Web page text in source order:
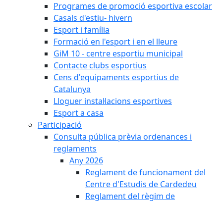
Programes de promoció esportiva escolar
Casals d'estiu- hivern
Esport i família
Formació en l'esport i en el lleure
GiM 10 - centre esportiu municipal
Contacte clubs esportius
Cens d'equipaments esportius de
Catalunya
Lloguer instal·lacions esportives
Esport a casa
Participació
Consulta pública prèvia ordenances i
reglaments
Any 2026
Reglament de funcionament del
Centre d'Estudis de Cardedeu
Reglament del règim de